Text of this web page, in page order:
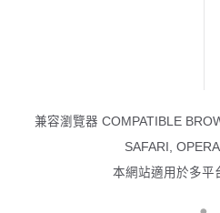
兼容瀏覽器 COMPATIBLE
SAFARI,
本網站適用於多平